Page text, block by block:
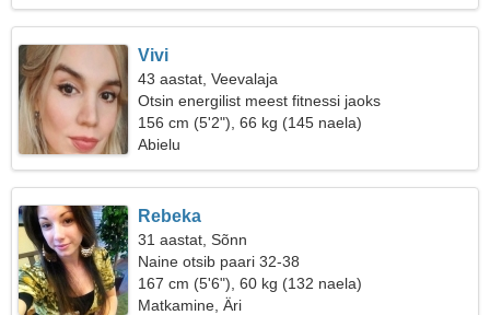
Vivi
43 aastat, Veevalaja
Otsin energilist meest fitnessi jaoks
156 cm (5'2"), 66 kg (145 naela)
Abielu
Rebeka
31 aastat, Sõnn
Naine otsib paari 32-38
167 cm (5'6"), 60 kg (132 naela)
Matkamine, Äri